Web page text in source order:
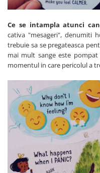
Ce se intampla atunci
cativa "mesageri", denumiti
trebuie sa se pregateasca
mai mult sange este
momentul in care pericolul a